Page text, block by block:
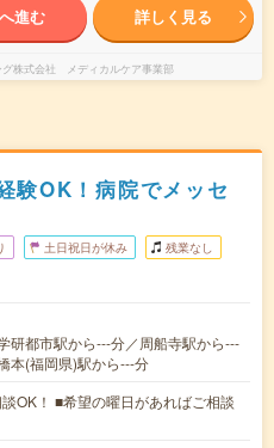
進む 詳しく見る
グ株式会社 メディカルケア事業部
OK！病院でメッセ
土日祝日が休み 残業なし
研都市駅から---分／周船寺駅から---
本(福岡県)駅から---分
OK！ ■希望の曜日があればご相談